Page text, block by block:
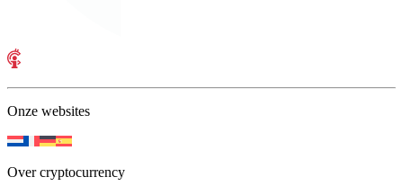
Onze websites
Over cryptocurrency